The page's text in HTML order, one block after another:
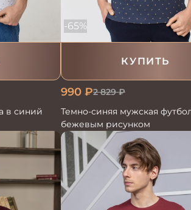
в синий
КУПИТЬ
-65%
990 ₽2 829₽
Темно-синяя мужская
бежевым рисунком